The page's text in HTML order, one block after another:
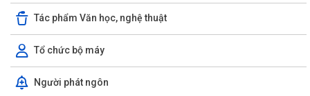
Tác phẩm Văn học, nghệ thuật
Tổ chức bộ máy
Người phát ngôn